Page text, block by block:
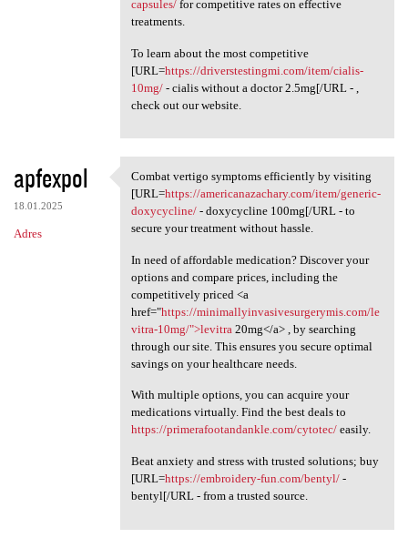
capsules/for competitive rates on effective
treatments.
To learn about the most competitive
[URL=https://driverstestingmi.com/item/cialis-
10mg/- cialis without a doctor 2.5mg[/URL - ,
check out our website.
apfexpol
18.01.2025
Adres
Combat vertigo symptoms
Combat vertigo symptoms efficiently by visiting
[URL=https://americanazachary.com/item/generic-
doxycycline/- doxycycline 100mg[/URL - to
secure your treatment without hassle.
In need of affordable medication? Discover your
options and compare prices, including the
competitively priced <a
href="https://minimallyinvasivesurgerymis.com/le
vitra-10mg/">levitra 20mg</a> , by searching
through our site. This ensures you secure optimal
savings on your healthcare needs.
With multiple options, you can acquire your
medications virtually. Find the best deals to
https://primerafootandankle.com/cytotec/easily.
Beat anxiety and stress with trusted solutions; buy
[URL=https://embroidery-fun.com/bentyl/-
bentyl[/URL - from a trusted source.